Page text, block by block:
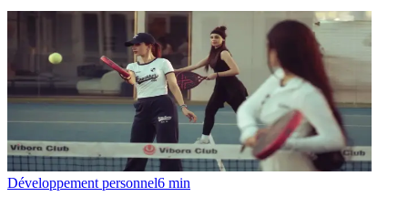
Développement personnel6 min